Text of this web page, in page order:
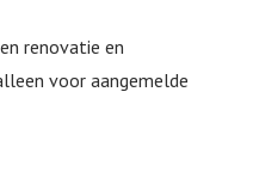
renovatie en
voor aangemelde